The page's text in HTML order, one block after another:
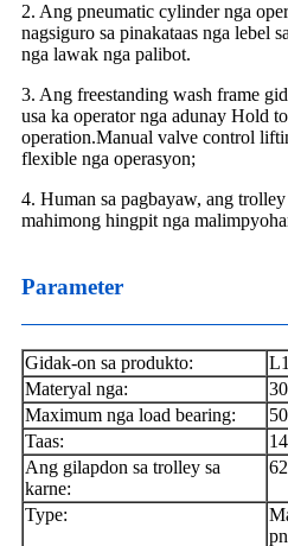
2. Ang pneumatic cylinder nga
nagsiguro sa pinakataas nga lebel
nga lawak nga palibot.
3. Ang freestanding wash frame
usa ka operator nga adunay Hold
operation.Manual valve control
flexible nga operasyon;
4. Human sa pagbayaw, ang
mahimong hingpit nga
Parameter
Gidak-on sa produkto:
Materyal nga:
Maximum nga load bearing:
Taas:
Ang gilapdon sa trolley sa
karne:
Type: